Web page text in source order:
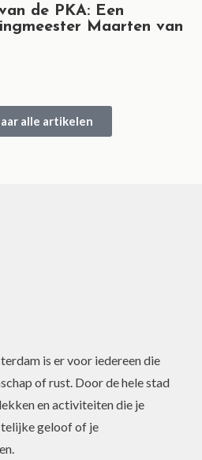
de PKA: Een
Maarten van
alle artikelen
is er voor iedereen die
of rust. Door de hele stad
en activiteiten die je
geloof of je